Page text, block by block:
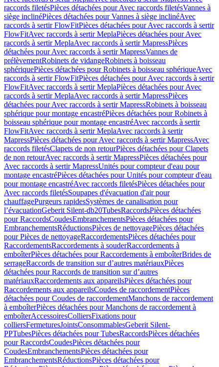
raccords filetésPièces détachées pour Avec raccords filetésVannes à
siège inclinéPièces détachées pour Vannes à siège inclinéAvec
raccords à sertir FlowFitPièces détachées pour Avec raccords à sertir
FlowFitAvec raccords à sertir MeplaPièces détachées pour Avec
raccords à sertir MeplaAvec raccords à sertir MapressPièces
détachées pour Avec raccords à sertir MapressVannes de
prélèvementRobinets de vidangeRobinets à boisseau
sphériquePièces détachées pour Robinets à boisseau sphériqueAvec
raccords à sertir FlowFitPièces détachées pour Avec raccords à sertir
FlowFitAvec raccords à sertir MeplaPièces détachées pour Avec
raccords à sertir MeplaAvec raccords à sertir MapressPièces
détachées pour Avec raccords à sertir MapressRobinets à boisseau
sphérique pour montage encastréPièces détachées pour Robinets à
boisseau sphérique pour montage encastréAvec raccords à sertir
FlowFitAvec raccords à sertir MeplaAvec raccords à sertir
MapressPièces détachées pour Avec raccords à sertir MapressAvec
raccords filetésClapets de non retourPièces détachées pour Clapets
de non retourAvec raccords à sertir MapressPièces détachées pour
Avec raccords à sertir MapressUnités pour compteur d'eau pour
montage encastréPièces détachées pour Unités pour compteur d'eau
pour montage encastréAvec raccords filetésPièces détachées pour
Avec raccords filetésSoupapes d'évacuation d'air pour
chauffagePurgeurs rapidesSystèmes de canalisation pour
l’évacuationGeberit Silent-db20TubesRaccordsPièces détachées
pour RaccordsCoudesEmbranchementsPièces détachées pour
EmbranchementsRéductionsPièces de nettoyagePièces détachées
pour Pièces de nettoyageRaccordementsPièces détachées pour
RaccordementsRaccordements à souderRaccordements à
emboîterPièces détachées pour Raccordements à emboîterBrides de
serrageRaccords de transition sur d’autres matériauxPièces
détachées pour Raccords de transition sur d’autres
matériauxRaccordements aux appareilsPièces détachées pour
Raccordements aux appareilsCoudes de raccordementPièces
détachées pour Coudes de raccordementManchons de raccordement
à emboîterPièces détachées pour Manchons de raccordement à
emboîterAccessoiresColliersFixations pour
colliersFermeturesJointsConsommablesGeberit Silent-
PPTubesPièces détachées pour TubesRaccordsPièces détachées
pour RaccordsCoudesPièces détachées pour
CoudesEmbranchementsPièces détachées pour
EmbranchementsRéductionsPièces détachées pour